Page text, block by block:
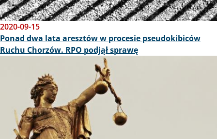
2020-09-15
Ponad dwa lata aresztów w procesie pseudokibiców
Ruchu Chorzów. RPO podjął sprawę